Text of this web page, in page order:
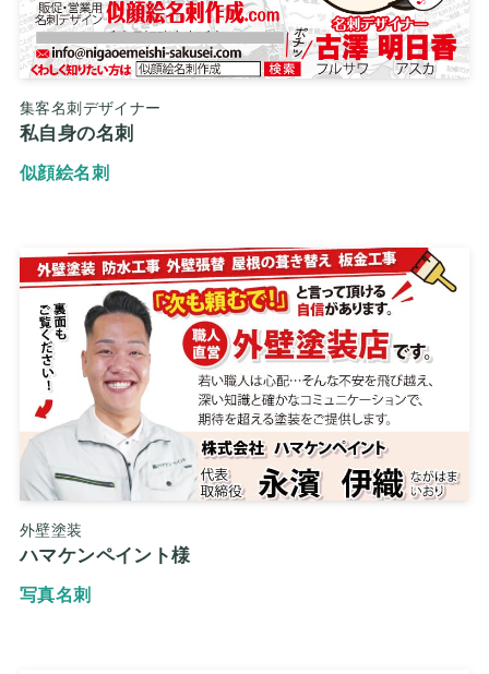
集客名刺デザイナー
私自身の名刺
似顔絵名刺
外壁塗装
ハマケンペイント様
写真名刺